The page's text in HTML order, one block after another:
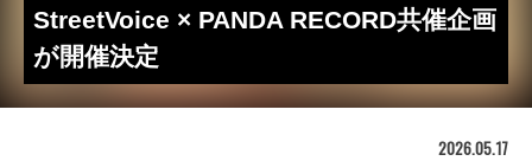
StreetVoice × PANDA RECORD共催企画
が開催決定
2026.05.17